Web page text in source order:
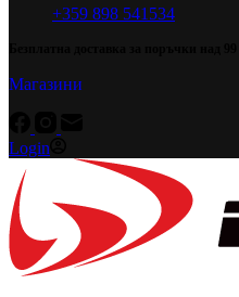
+359 898 541534
Магазини
Login